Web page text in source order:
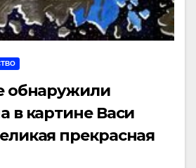
обнаружили
в картине Васи
прекрасная